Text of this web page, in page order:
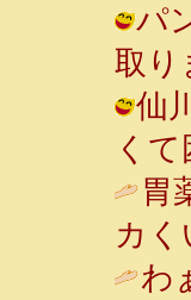
パ
取り
仙
く
胃
カく
わ